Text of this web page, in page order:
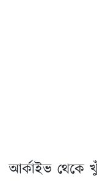
আর্কাইভ থেকে